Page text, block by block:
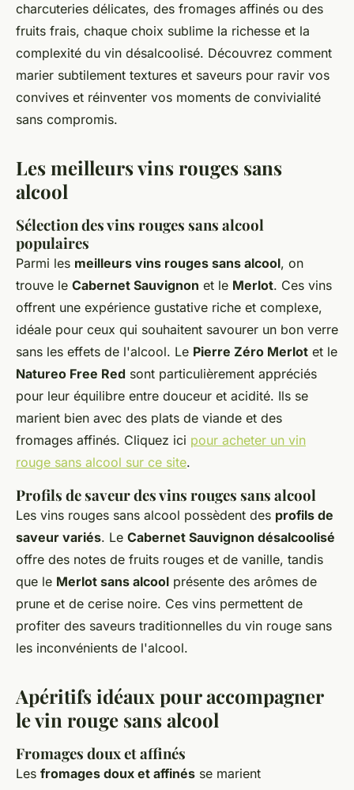
charcuteries délicates, des fromages affinés ou des
fruits frais, chaque choix sublime la richesse et la
complexité du vin désalcoolisé. Découvrez comment
marier subtilement textures et saveurs pour ravir vos
convives et réinventer vos moments de convivialité
sans compromis.
Les meilleurs vins rouges sans
alcool
Sélection des vins rouges sans alcool
populaires
Parmi les meilleurs vins rouges sans alcool, on
trouve le Cabernet Sauvignon et le Merlot. Ces vins
offrent une expérience gustative riche et complexe,
idéale pour ceux qui souhaitent savourer un bon verre
sans les effets de l'alcool. Le Pierre Zéro Merlot et le
Natureo Free Red sont particulièrement appréciés
pour leur équilibre entre douceur et acidité. Ils se
marient bien avec des plats de viande et des
fromages affinés. Cliquez ici pour acheter un vin
rouge sans alcool sur ce site.
Profils de saveur des vins rouges sans alcool
Les vins rouges sans alcool possèdent des profils de
saveur variés. Le Cabernet Sauvignon désalcoolisé
offre des notes de fruits rouges et de vanille, tandis
que le Merlot sans alcool présente des arômes de
prune et de cerise noire. Ces vins permettent de
profiter des saveurs traditionnelles du vin rouge sans
les inconvénients de l'alcool.
Apéritifs idéaux pour accompagner
le vin rouge sans alcool
Fromages doux et affinés
Les fromages doux et affinés se marient